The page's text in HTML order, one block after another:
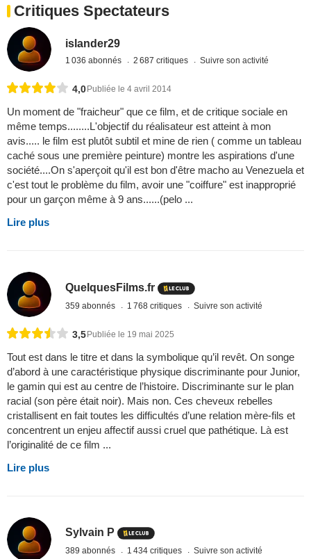
Critiques Spectateurs
islander29
1 036 abonnés 2 687 critiques Suivre son activité
4,0 Publiée le 4 avril 2014
Un moment de "fraicheur" que ce film, et de critique sociale en
même temps........L'objectif du réalisateur est atteint à mon
avis..... le film est plutôt subtil et mine de rien ( comme un tableau
caché sous une première peinture) montre les aspirations d'une
société....On s'aperçoit qu'il est bon d'être macho au Venezuela et
c'est tout le problème du film, avoir une "coiffure" est inapproprié
pour un garçon même à 9 ans......(pelo ...
Lire plus
QuelquesFilms.fr
359 abonnés 1 768 critiques Suivre son activité
3,5Publiée le 19 mai 2025
Tout est dans le titre et dans la symbolique qu’il revêt. On songe
d’abord à une caractéristique physique discriminante pour Junior,
le gamin qui est au centre de l’histoire. Discriminante sur le plan
racial (son père était noir). Mais non. Ces cheveux rebelles
cristallisent en fait toutes les difficultés d’une relation mère-fils et
concentrent un enjeu affectif aussi cruel que pathétique. Là est
l’originalité de ce film ...
Lire plus
Sylvain P
389 abonnés 1 434 critiques Suivre son activité